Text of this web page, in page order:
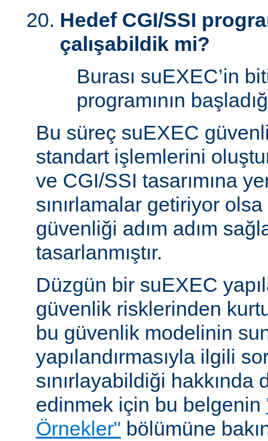
Hedef CGI/SSI
çalışabildik mi?
Burası suEXEC’in
programının
Bu süreç suEXEC
standart işlemlerini
ve CGI/SSI tasarımına
sınırlamalar getiriyor
güvenliği adım adım
tasarlanmıştır.
Düzgün bir suEXEC
güvenlik risklerinden
bu güvenlik modelinin
yapılandırmasıyla ilgili
sınırlayabildiği hakkında
edinmek için bu belgenin
Örnekler" bölümüne